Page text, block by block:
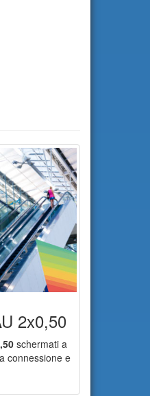
2x0,50
schermati a
connessione e